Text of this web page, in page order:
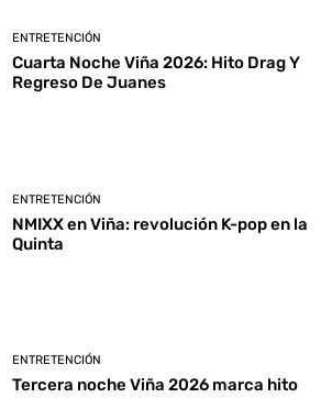
ENTRETENCIÓN
Cuarta Noche Viña 2026: Hito Drag Y
Regreso De Juanes
ENTRETENCIÓN
NMIXX en Viña: revolución K-pop en la
Quinta
ENTRETENCIÓN
Tercera noche Viña 2026 marca hito